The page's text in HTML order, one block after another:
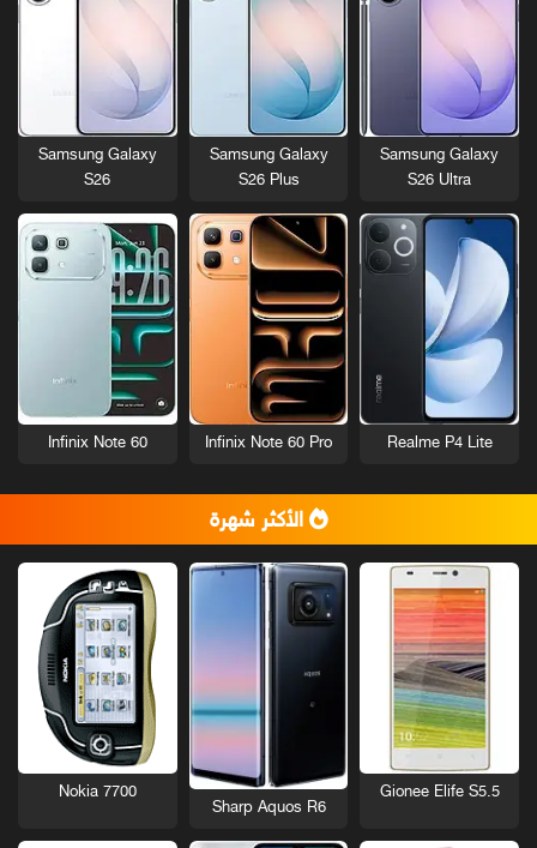
Samsung Galaxy
S26 Ultra
Samsung Galaxy
S26 Plus
Samsung Galaxy
S26
Realme P4 Lite
Infinix Note 60 Pro
Infinix Note 60
الأكثر شهرة
Gionee Elife S5.5
Sharp Aquos R6
Nokia 7700